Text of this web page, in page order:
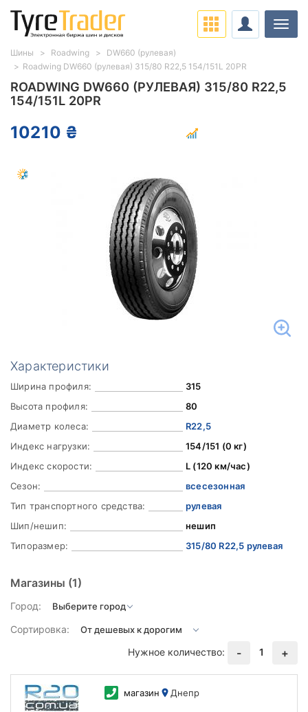
ROADWING DW660 (РУЛЕВАЯ) 315/80 R22,5
154/151L 20PR
10210 ₴
Характеристики
Ширина профиля:
315
Высота профиля:
80
Диаметр колеса:
R22,5
Индекс нагрузки:
154/151 (0 кг)
Индекс скорости:
L (120 км/час)
Сезон:
всесезонная
Тип транспортного средства:
рулевая
Шип/нешип:
нешип
Типоразмер:
315/80 R22,5 рулевая
Магазины (1)
Город:
Сортировка:
Нужное количество:
- 1 +
магазин Днепр
Шины Roadwing
DW660 (рулевая)
Roadwing DW660 (рулевая) 315/80 R22,5 154/151L 20PR